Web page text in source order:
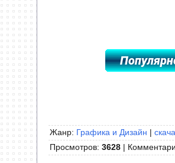
Жанр: Графика и Дизайн |
Просмотров: 3628 |